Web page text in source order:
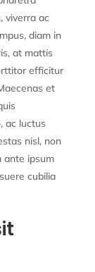
viverra ac
diam in
at mattis
efficitur
et
ac luctus
nisl, non
ante ipsum
cubilia